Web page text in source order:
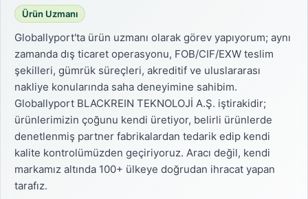
Ürün Uzmanı
Globallyport'ta ürün uzmanı olarak görev yapıyorum; aynı
zamanda dış ticaret operasyonu, FOB/CIF/EXW teslim
şekilleri, gümrük süreçleri, akreditif ve uluslararası
nakliye konularında saha deneyimine sahibim.
Globallyport BLACKREIN TEKNOLOJİ A.Ş. iştirakidir;
ürünlerimizin çoğunu kendi üretiyor, belirli ürünlerde
denetlenmiş partner fabrikalardan tedarik edip kendi
kalite kontrolümüzden geçiriyoruz. Aracı değil, kendi
markamız altında 100+ ülkeye doğrudan ihracat yapan
tarafız.